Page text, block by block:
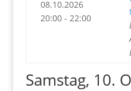
08.10.2026
20:00 - 22:00
Samstag, 10.